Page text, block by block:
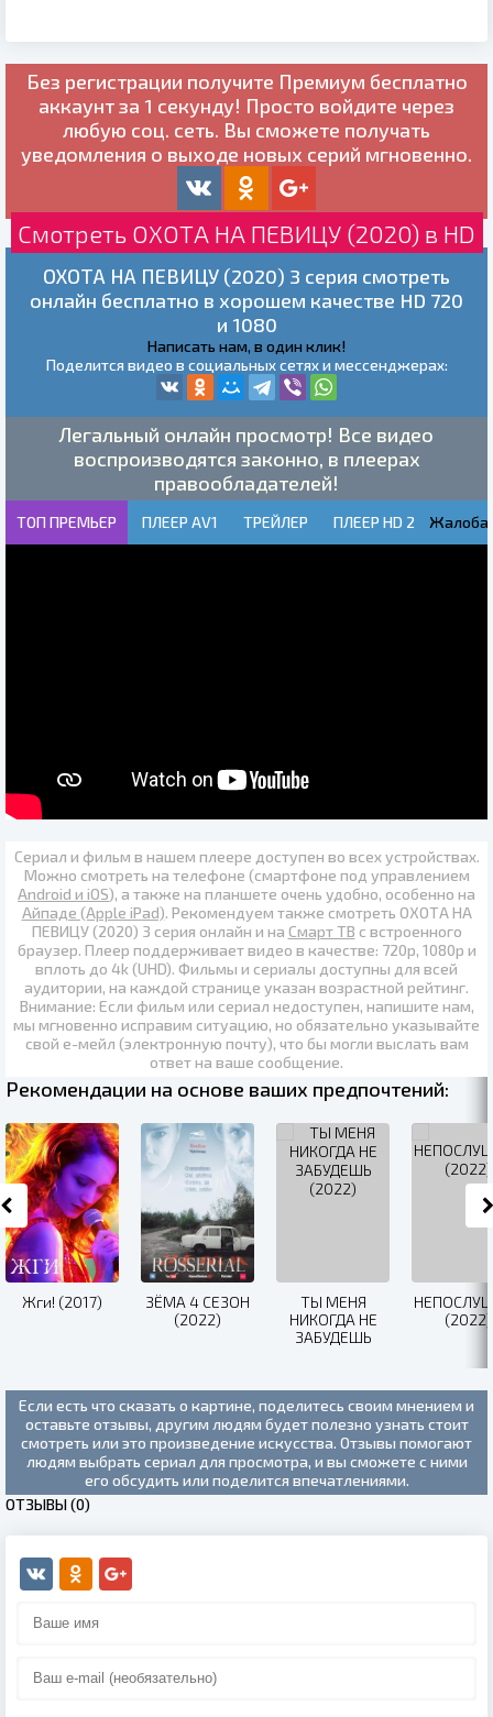
Без регистрации получите Премиум бесплатно
аккаунт за 1 секунду! Просто войдите через
любую соц. сеть. Вы сможете получать
уведомления о выходе новых серий мгновенно.
Смотреть ОХОТА НА ПЕВИЦУ (2020) в HD
ОХОТА НА ПЕВИЦУ (2020) 3 серия смотреть
онлайн бесплатно в хорошем качестве HD 720
и 1080
Написать нам, в один клик!
Поделится видео в социальных сетях и мессенджерах:
Легальный онлайн просмотр! Все видео
воспроизводятся законно, в плеерах
правообладателей!
ТОП ПРЕМЬЕР ПЛЕЕР AV1 ТРЕЙЛЕР ПЛЕЕР HD 2 Жалоба!
Сериал и фильм в нашем плеере доступен во всех устройствах.
Можно смотреть на телефоне (смартфоне под управлением
Android и iOS), а также на планшете очень удобно, особенно на
Айпаде (Apple iPad). Рекомендуем также смотреть ОХОТА НА
ПЕВИЦУ (2020) 3 серия онлайн и на Смарт ТВ с встроенного
браузер. Плеер поддерживает видео в качестве: 720p, 1080p и
вплоть до 4k (UHD). Фильмы и сериалы доступны для всей
аудитории, на каждой странице указан возрастной рейтинг.
Внимание: Если фильм или сериал недоступен, напишите нам,
мы мгновенно исправим ситуацию, но обязательно указывайте
свой е-мейл (электронную почту), что бы могли выслать вам
ответ на ваше сообщение.
Рекомендации на основе ваших предпочтений:
Жги! (2017)
ЗЁМА 4 СЕЗОН
(2022)
ТЫ МЕНЯ
НИКОГДА НЕ
ЗАБУДЕШЬ
(2022)
Если есть что сказать о картине, поделитесь своим мнением и
оставьте отзывы, другим людям будет полезно узнать стоит
смотреть или это произведение искусства. Отзывы помогают
людям выбрать сериал для просмотра, и вы сможете с ними
его обсудить или поделится впечатлениями.
ОТЗЫВЫ (0)